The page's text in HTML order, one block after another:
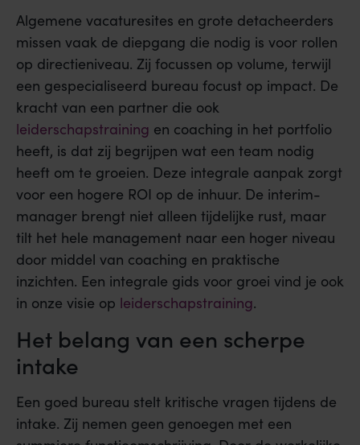
Algemene vacaturesites en grote detacheerders
missen vaak de diepgang die nodig is voor rollen
op directieniveau. Zij focussen op volume, terwijl
een gespecialiseerd bureau focust op impact. De
kracht van een partner die ook
leiderschapstraining en coaching in het portfolio
heeft, is dat zij begrijpen wat een team nodig
heeft om te groeien. Deze integrale aanpak zorgt
voor een hogere ROI op de inhuur. De interim-
manager brengt niet alleen tijdelijke rust, maar
tilt het hele management naar een hoger niveau
door middel van coaching en praktische
inzichten. Een integrale gids voor groei vind je ook
in onze visie op leiderschapstraining.
Het belang van een scherpe
intake
Een goed bureau stelt kritische vragen tijdens de
intake. Zij nemen geen genoegen met een